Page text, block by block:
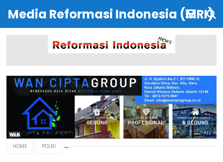
Media Reformasi Indonesia (MRI)
HOME POLRI